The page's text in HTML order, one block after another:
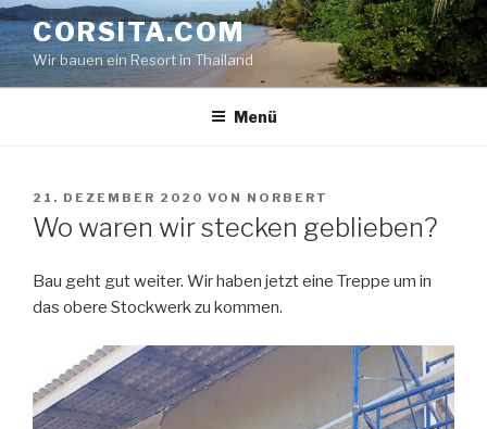
Zum
Inhalt
springen
CORSITA.COM
Wir bauen ein Resort in Thailand
Menü
VERÖFFENTLICHT
AM
21. DEZEMBER 2020 VON NORBERT
Wo waren wir stecken geblieben?
Bau geht gut weiter. Wir haben jetzt eine Treppe um in
das obere Stockwerk zu kommen.